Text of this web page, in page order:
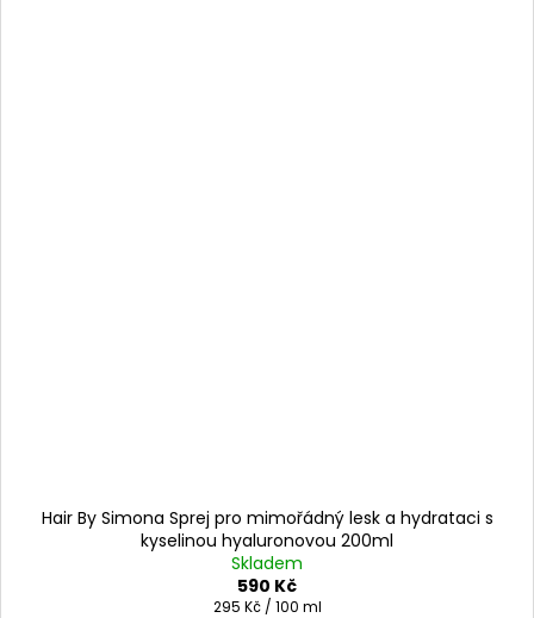
Hair By Simona Sprej pro mimořádný lesk a hydrataci s
kyselinou hyaluronovou 200ml
Skladem
590 Kč
Měrná
295 Kč / 100 ml